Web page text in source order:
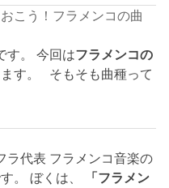
こう！フラメンコの曲
す。 今回はフラメンコの
す。 そもそも曲種って
ラ代表 フラメンコ音楽の
。 ぼくは、
「フラメン